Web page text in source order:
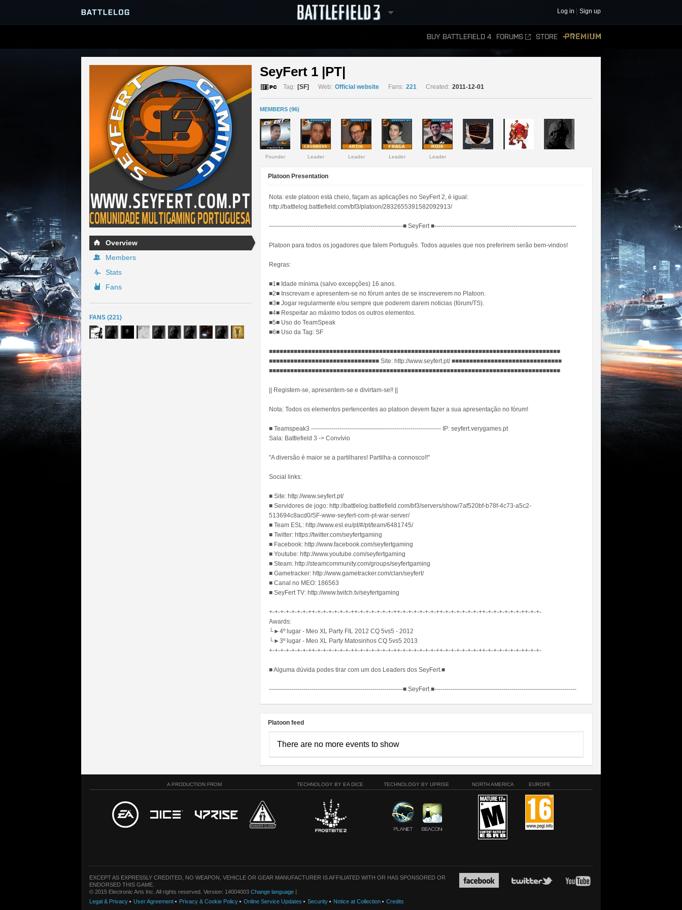
Log in Sign up
BUY BATTLEFIELD 4 FORUMS STORE
SERVER BROWSER
MATCHES
LEADERBOARDS
Overview
Members
Stats
Fans
FANS (221)
SeyFert 1 |PT|
Tag: [SF] Web: Official website Fans: 221 Created: 2011-12-01
MEMBERS (96)
Founder Leader Leader Leader Leader
Platoon Presentation
Nota: este platoon está cheio, façam as aplicações no SeyFert 2, é igual:
http://battlelog.battlefield.com/bf3/platoon/2832655391582092913/
------------------------------------------------------------------■ SeyFert ■----------------------------------------------------------------------
Platoon para todos os jogadores que falem Português. Todos aqueles que nos preferirem serão bem-vindos!
Regras:
■1■ Idade mínima (salvo excepções) 16 anos.
■2■ Inscrevam e apresentem-se no fórum antes de se inscreverem no Platoon.
■3■ Jogar regularmente e/ou sempre que poderem darem noticias (fórum/TS).
■4■ Respeitar ao máximo todos os outros elementos.
■5■ Uso do TeamSpeak
■6■ Uso da Tag: SF
■■■■■■■■■■■■■■■■■■■■■■■■■■■■■■■■■■■■■■■■■■■■■■■■■■■■■■■■■■■■■■■■■■■■■■■■■■■■■■■■■■
■■■■■■■■■■■■■■■■■■■■■■■■■■■■■■■ Site: http://www.seyfert.pt/ ■■■■■■■■■■■■■■■■■■■■■■■■■■■■■■■
■■■■■■■■■■■■■■■■■■■■■■■■■■■■■■■■■■■■■■■■■■■■■■■■■■■■■■■■■■■■■■■■■■■■■■■■■■■■■■■■■■
|| Registem-se, apresentem-se e divirtam-se!! ||
Nota: Todos os elementos pertencentes ao platoon devem fazer a sua apresentação no fórum!
■ Teamspeak3 ---------------------------------------------------------------- IP: seyfert.verygames.pt
Sala: Battlefield 3 -> Convívio
"A diversão é maior se a partilhares! Partilha-a connosco!!"
Social links:
■ Site: http://www.seyfert.pt/
■ Servidores de jogo: http://battlelog.battlefield.com/bf3/servers/show/7af520bf-b78f-4c73-a5c2-
513694c8acd0/SF-www-seyfert-com-pt-war-server/
■ Team ESL: http://www.esl.eu/pt/#/pt/team/6481745/
■ Twitter: https://twitter.com/seyfertgaming
■ Facebook: http://www.facebook.com/seyfertgaming
■ Youtube: http://www.youtube.com/seyfertgaming
■ Steam: http://steamcommunity.com/groups/seyfertgaming
■ Gametracker: http://www.gametracker.com/clan/seyfert/
■ Canal no MEO: 186563
■ SeyFert TV: http://www.twitch.tv/seyfertgaming
+-+-+-+-+-+-+-++-+-+-+-+-+-+-++-+-+-+-+-+-+-++-+-+-+-+-+-+-++-+-+-+-+-+-+-++-+-+-+-+-+-+-++-+-+-
Awards:
└►4º lugar - Meo XL Party FIL 2012 CQ 5vs5 - 2012
└►3º lugar - Meo XL Party Matosinhos CQ 5vs5 2013
+-+-+-+-+-+-+-++-+-+-+-+-+-+-++-+-+-+-+-+-+-++-+-+-+-+-+-+-++-+-+-+-+-+-+-++-+-+-+-+-+-+-++-+-+-
■ Alguma dúvida podes tirar com um dos Leaders dos SeyFert.■
------------------------------------------------------------------■ SeyFert ■----------------------------------------------------------------------
Platoon feed
There are no more events to show
A PRODUCTION FROM TECHNOLOGY BY EA DICE TECHNOLOGY BY UPRISE NORTH AMERICA EUROPE
EXCEPT AS EXPRESSLY CREDITED, NO WEAPON, VEHICLE OR GEAR MANUFACTURER IS AFFILIATED WITH OR HAS SPONSORED OR
ENDORSED THIS GAME.
© 2015 Electronic Arts Inc. All rights reserved. Version: 14004003 Change language |
Legal & Privacy
User Agreement Privacy & Cookie Policy Online Service Updates Security Notice at Collection Credits